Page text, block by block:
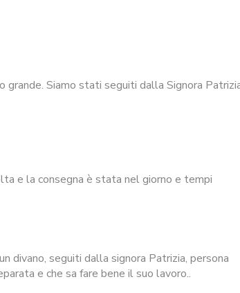
Siamo stati seguiti dalla Signora
e la consegna è stata nel giorno e tempi
divano, seguiti dalla signora Patrizia, persona
e che sa fare bene il suo lavoro..